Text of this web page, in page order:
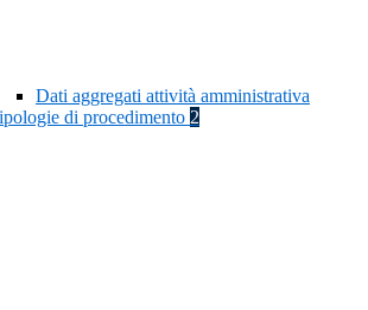
Dati aggregati attività amministrativa
di procedimento 2